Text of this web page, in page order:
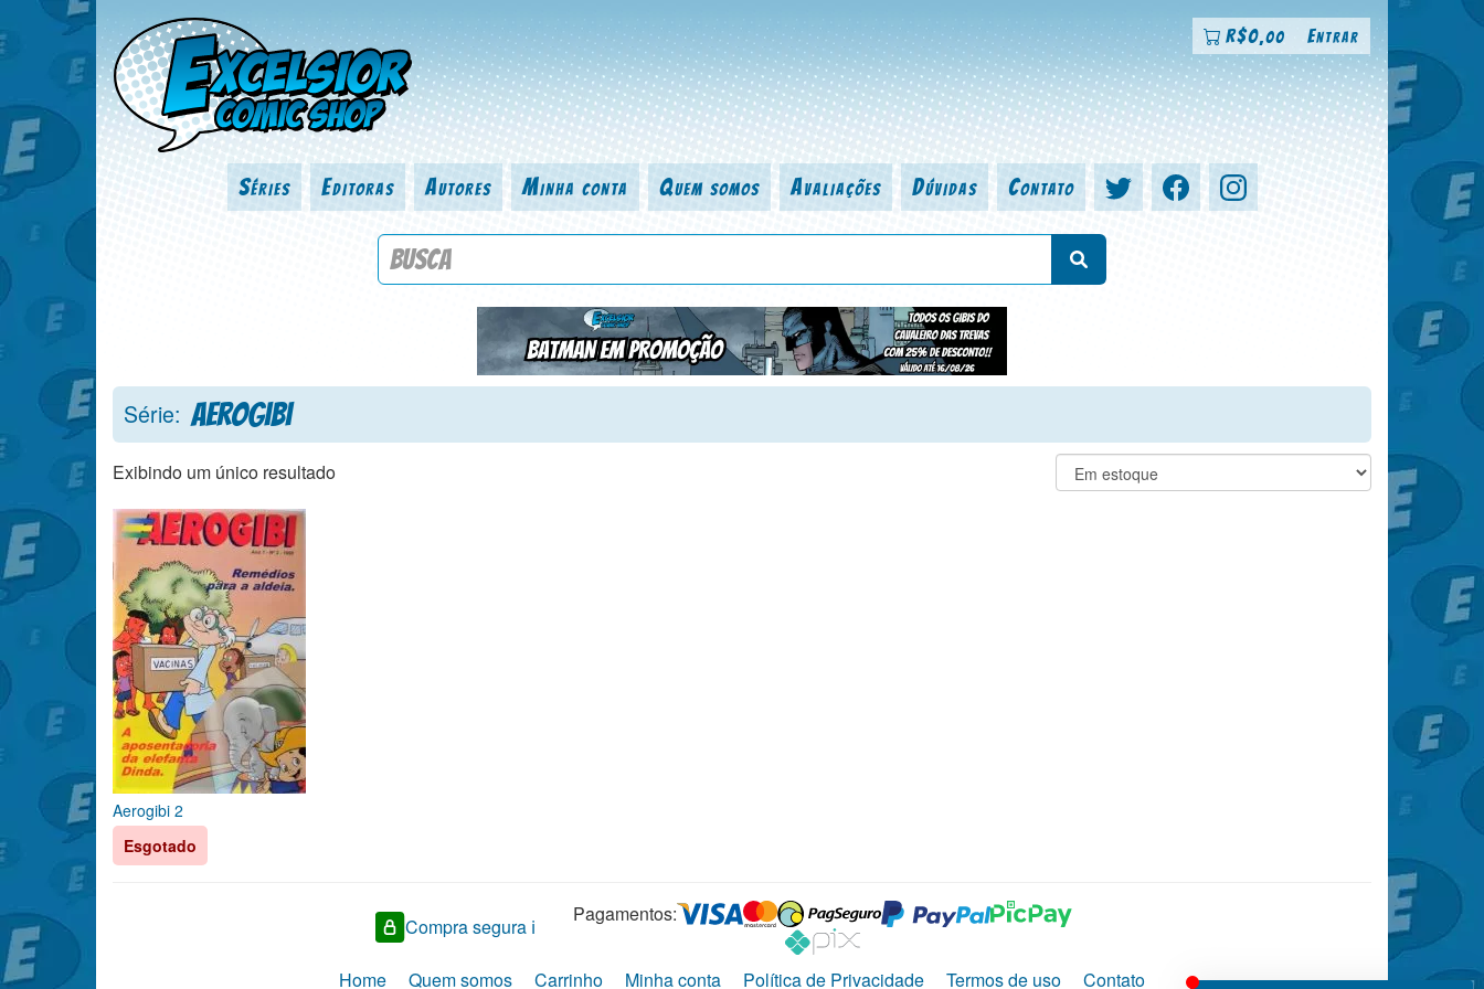
R$0,00 Entrar
Séries Editoras Autores Minha conta Quem somos Avaliações Dúvidas Contato
Procure por título da revista, personagem, série, escritor, desenhista, arte-finalista, colorista
Série: Aerogibi
Exibindo um único resultado
Aerogibi 2
Esgotado
Compra segura ℹ️
Pagamentos:
Home Quem somos Carrinho Minha conta Política de Privacidade Termos de uso Contato